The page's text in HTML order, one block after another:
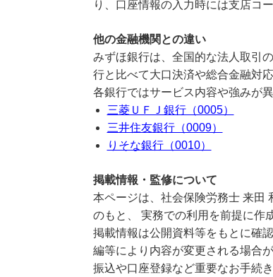
り、口座情報の入力時には支店コ
他の金融機関との違い
みずほ銀行は、全国的な法人取引
行と比べて大口決済や総合金融対
各銀行ではサービス内容や強みが
三菱ＵＦＪ銀行（0005）
三井住友銀行（0009）
りそな銀行（0010）
掲載情報・監修について
本ページは、社会保険労務士 来田
のもと、 実務での利用を前提に作
掲載情報は公開資料等をもとに確
編等により内容が変更される場合が
振込や口座登録など重要なお手続